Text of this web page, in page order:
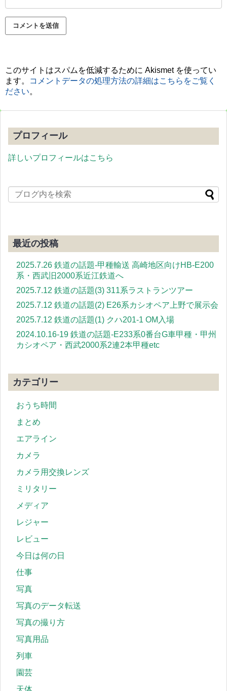
このサイトはスパムを低減するために Akismet を使ってい
ます。
コメントデータの処理方法の詳細はこちらをご覧く
ださい。
プロフィール
詳しいプロフィールはこちら
最近の投稿
2025.7.26 鉄道の話題-甲種輸送 高崎地区向けHB-E200
系・西武旧2000系近江鉄道へ
2025.7.12 鉄道の話題(3) 311系ラストランツアー
2025.7.12 鉄道の話題(2) E26系カシオペア上野で展示会
2025.7.12 鉄道の話題(1) クハ201-1 OM入場
2024.10.16-19 鉄道の話題-E233系0番台G車甲種・甲州
カシオペア・西武2000系2連2本甲種etc
カテゴリー
おうち時間
まとめ
エアライン
カメラ
カメラ用交換レンズ
ミリタリー
メディア
レジャー
レビュー
今日は何の日
仕事
写真
写真のデータ転送
写真の撮り方
写真用品
列車
園芸